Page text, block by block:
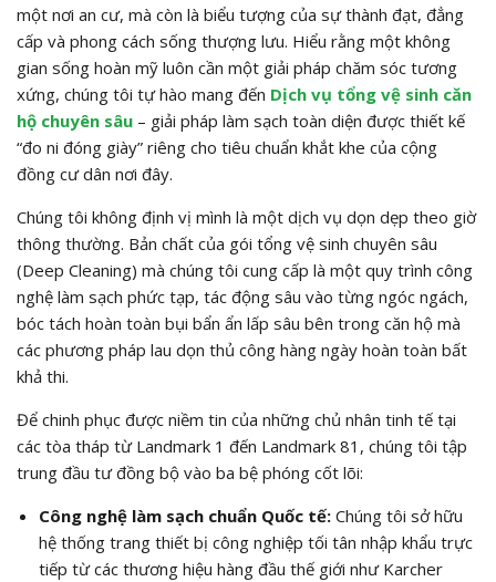
một nơi an cư, mà còn là biểu tượng của sự thành đạt, đẳng
cấp và phong cách sống thượng lưu. Hiểu rằng một không
gian sống hoàn mỹ luôn cần một giải pháp chăm sóc tương
xứng, chúng tôi tự hào mang đến Dịch vụ tổng vệ sinh căn
hộ chuyên sâu – giải pháp làm sạch toàn diện được thiết kế
“đo ni đóng giày” riêng cho tiêu chuẩn khắt khe của cộng
đồng cư dân nơi đây.
Chúng tôi không định vị mình là một dịch vụ dọn dẹp theo giờ
thông thường. Bản chất của gói tổng vệ sinh chuyên sâu
(Deep Cleaning) mà chúng tôi cung cấp là một quy trình công
nghệ làm sạch phức tạp, tác động sâu vào từng ngóc ngách,
bóc tách hoàn toàn bụi bẩn ẩn lấp sâu bên trong căn hộ mà
các phương pháp lau dọn thủ công hàng ngày hoàn toàn bất
khả thi.
Để chinh phục được niềm tin của những chủ nhân tinh tế tại
các tòa tháp từ Landmark 1 đến Landmark 81, chúng tôi tập
trung đầu tư đồng bộ vào ba bệ phóng cốt lõi:
Công nghệ làm sạch chuẩn Quốc tế:Chúng tôi sở hữu
hệ thống trang thiết bị công nghiệp tối tân nhập khẩu trực
tiếp từ các thương hiệu hàng đầu thế giới như Karcher